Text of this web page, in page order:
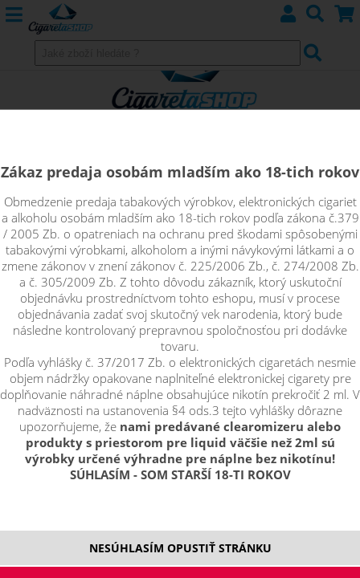
Drôty pre výrobu vlastných
špiráliek
Kanthal
Nichrome N80
Řadit podle:
pouze skladem
Filtr dostupnosti
Zákaz predaja osobám mladším ako 18-tich rokov
Obmedzenie predaja tabakových výrobkov, elektronických cigariet
a alkoholu osobám mladším ako 18-tich rokov podľa zákona č.379
/ 2005 Zb. o opatreniach na ochranu pred škodami spôsobenými
tabakovými výrobkami, alkoholom a inými návykovými látkami a o
zmene zákonov v znení zákonov č. 225/2006 Zb., č. 274/2008 Zb.
a č. 305/2009 Zb. Z tohto dôvodu zákazník, ktorý uskutoční
objednávku prostredníctvom tohto eshopu, musí v procese
objednávania zadať svoj skutočný vek narodenia, ktorý bude
následne kontrolovaný prepravnou spoločnosťou pri dodávke
tovaru.
Podľa vyhlášky č. 37/2017 Zb. o elektronických cigaretách nesmie
objem nádržky opakovane naplniteľné elektronickej cigarety pre
doplňovanie náhradné náplne obsahujúce nikotín prekročiť 2 ml. V
nadväznosti na ustanovenia §4 ods.3 tejto vyhlášky dôrazne
upozorňujeme, že nami predávané clearomizeru alebo
produkty s priestorom pre liquid väčšie než 2ml sú
výrobky určené výhradne pre náplne bez nikotínu!
SÚHLASÍM - SOM STARŠÍ 18-TI ROKOV
NESÚHLASÍM OPUSTIŤ STRÁNKU